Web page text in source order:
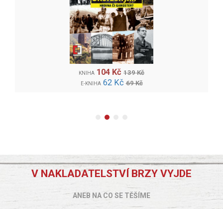
KNIHA 104 Kč 139 Kč
E-KNIHA 62 Kč 69 Kč
V NAKLADATELSTVÍ BRZY VYJDE
ANEB NA CO SE TĚŠÍME